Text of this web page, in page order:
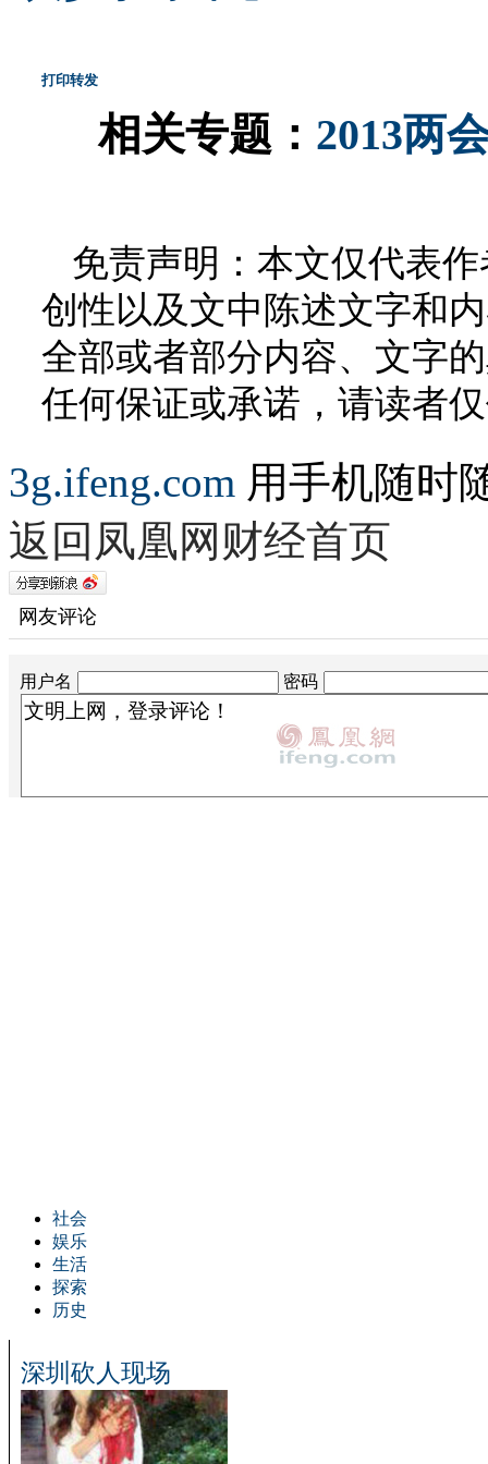
打印转发
相关专题： 2013两
免责声明：本文仅代表
创性以及文中陈述文字和
全部或者部分内容、文字
任何保证或承诺，请读者
3g.ifeng.com 用手机随时
返回凤凰网财经首页
网友评论
用户名 密码
社会
娱乐
生活
探索
历史
深圳砍人现场